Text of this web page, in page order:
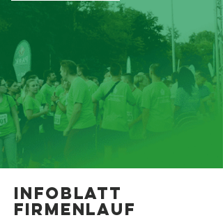
Infoblatt
Firmenlauf